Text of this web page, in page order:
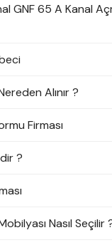
GNF 65 A Kanal
Alınır ?
Firması
?
Nasıl Seçilir